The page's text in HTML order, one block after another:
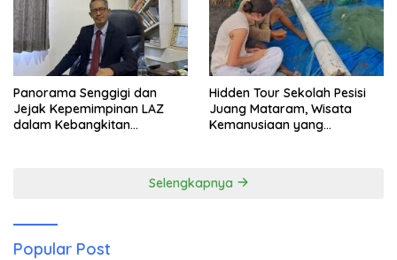
Panorama Senggigi dan
Jejak Kepemimpinan LAZ
dalam Kebangkitan
Hidden Tour Sekolah Pesisi
Juang Mataram, Wisata
Kemanusiaan yang
Selengkapnya
Popular Post